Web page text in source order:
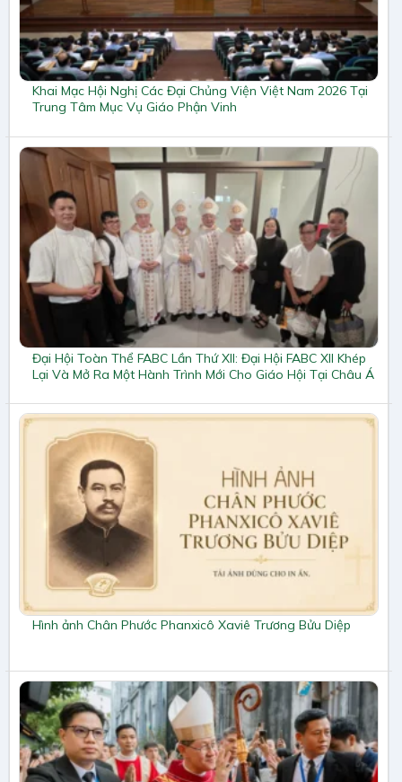
Khai Mạc Hội Nghị Các Đại Chủng Viện Việt Nam 2026 Tại
Trung Tâm Mục Vụ Giáo Phận Vinh
Đại Hội Toàn Thể FABC Lần Thứ XII: Đại Hội FABC XII Khép
Lại Và Mở Ra Một Hành Trình Mới Cho Giáo Hội Tại Châu Á
Hình ảnh Chân Phước Phanxicô Xaviê Trương Bửu Diệp